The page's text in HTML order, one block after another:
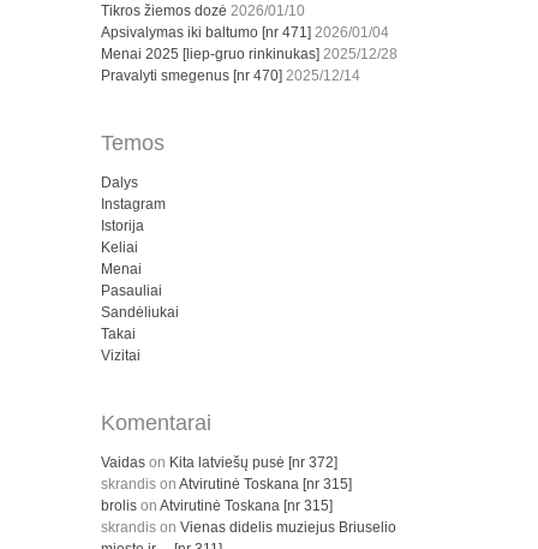
Tikros žiemos dozė 2026/01/10
Apsivalymas iki baltumo [nr 471] 2026/01/04
Menai 2025 [liep-gruo rinkinukas] 2025/12/28
Pravalyti smegenus [nr 470] 2025/12/14
Temos
Dalys
Instagram
Istorija
Keliai
Menai
Pasauliai
Sandėliukai
Takai
Vizitai
Komentarai
Vaidas on Kita latviešų pusė [nr 372]
skrandis on Atvirutinė Toskana [nr 315]
brolis on Atvirutinė Toskana [nr 315]
skrandis on Vienas didelis muziejus Briuselio